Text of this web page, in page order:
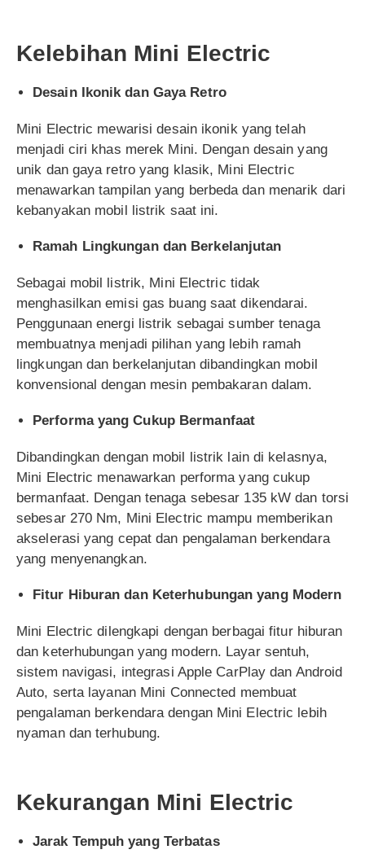
Kelebihan Mini Electric
Desain Ikonik dan Gaya Retro
Mini Electric mewarisi desain ikonik yang telah
menjadi ciri khas merek Mini. Dengan desain yang
unik dan gaya retro yang klasik, Mini Electric
menawarkan tampilan yang berbeda dan menarik dari
kebanyakan mobil listrik saat ini.
Ramah Lingkungan dan Berkelanjutan
Sebagai mobil listrik, Mini Electric tidak
menghasilkan emisi gas buang saat dikendarai.
Penggunaan energi listrik sebagai sumber tenaga
membuatnya menjadi pilihan yang lebih ramah
lingkungan dan berkelanjutan dibandingkan mobil
konvensional dengan mesin pembakaran dalam.
Performa yang Cukup Bermanfaat
Dibandingkan dengan mobil listrik lain di kelasnya,
Mini Electric menawarkan performa yang cukup
bermanfaat. Dengan tenaga sebesar 135 kW dan torsi
sebesar 270 Nm, Mini Electric mampu memberikan
akselerasi yang cepat dan pengalaman berkendara
yang menyenangkan.
Fitur Hiburan dan Keterhubungan yang Modern
Mini Electric dilengkapi dengan berbagai fitur hiburan
dan keterhubungan yang modern. Layar sentuh,
sistem navigasi, integrasi Apple CarPlay dan Android
Auto, serta layanan Mini Connected membuat
pengalaman berkendara dengan Mini Electric lebih
nyaman dan terhubung.
Kekurangan Mini Electric
Jarak Tempuh yang Terbatas